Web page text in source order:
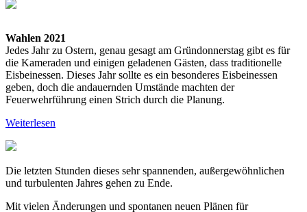
Wahlen 2021
Jedes Jahr zu Ostern, genau gesagt am Gründonnerstag gibt es für
die Kameraden und einigen geladenen Gästen, dass traditionelle
Eisbeinessen. Dieses Jahr sollte es ein besonderes Eisbeinessen
geben, doch die andauernden Umstände machten der
Feuerwehrführung einen Strich durch die Planung.
Weiterlesen
Die letzten Stunden dieses sehr spannenden, außergewöhnlichen
und turbulenten Jahres gehen zu Ende.
Mit vielen Änderungen und spontanen neuen Plänen für